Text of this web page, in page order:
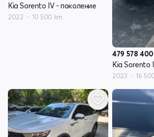
Kia Sorento IV - поколение
2022 10 500 km
479 578 400
Kia Sorento
2023 16